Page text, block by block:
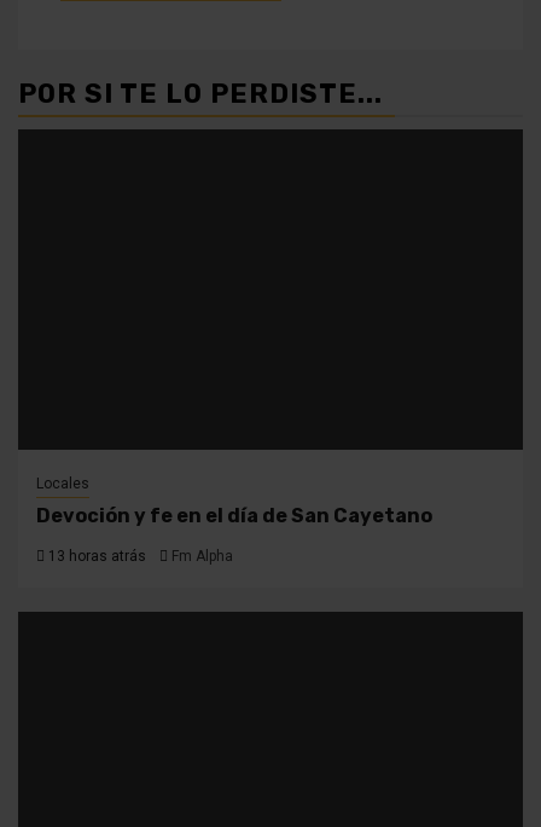
POR SI TE LO PERDISTE...
Locales
Devoción y fe en el día de San Cayetano
13 horas atrás Fm Alpha